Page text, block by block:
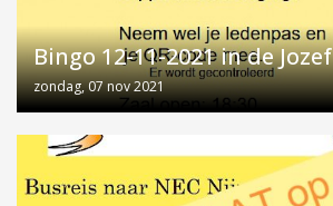
Bingo 12-11-2021 in de Jozef
zondag, 07 nov 2021